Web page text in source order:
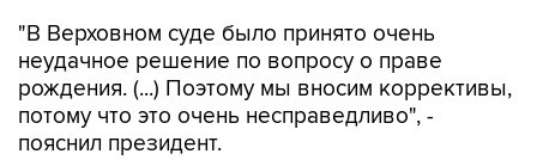
"В Верховном суде было принято очень
неудачное решение по вопросу о праве
рождения. (...) Поэтому мы вносим коррективы,
потому что это очень несправедливо", -
пояснил президент.